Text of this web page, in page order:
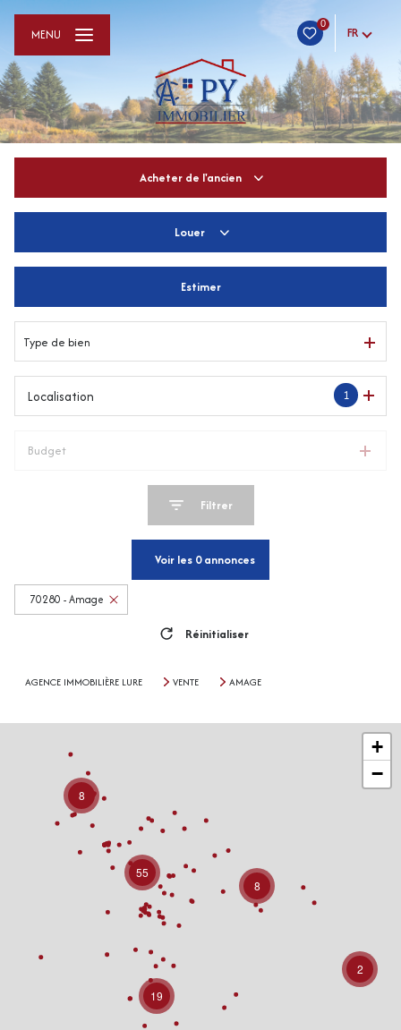
0
FR
MENU
Acheter de l'ancien
De l'immo pro
Louer
De l'immo pro
Estimer
Type de bien
1
Localisation
Budget
Filtrer
Voir les 0annonces
70280 - Amage
Réinitialiser
AGENCE IMMOBILIÈRE LURE VENTE AMAGE
2
8
8
19
55
+
−